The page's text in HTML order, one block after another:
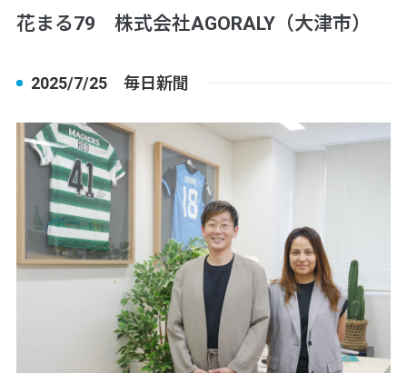
花まる79 株式会社AGORALY（大津市）
2025/7/25 毎日新聞